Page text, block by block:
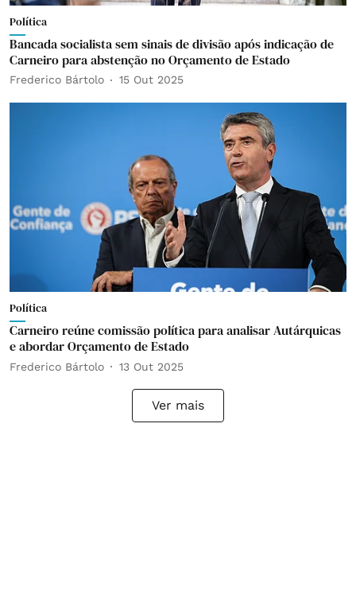
Política
Bancada socialista sem sinais de divisão após indicação de
Carneiro para abstenção no Orçamento de Estado
Frederico Bártolo 15 Out 2025
Política
Carneiro reúne comissão política para analisar Autárquicas
e abordar Orçamento de Estado
Frederico Bártolo 13 Out 2025
Ver mais